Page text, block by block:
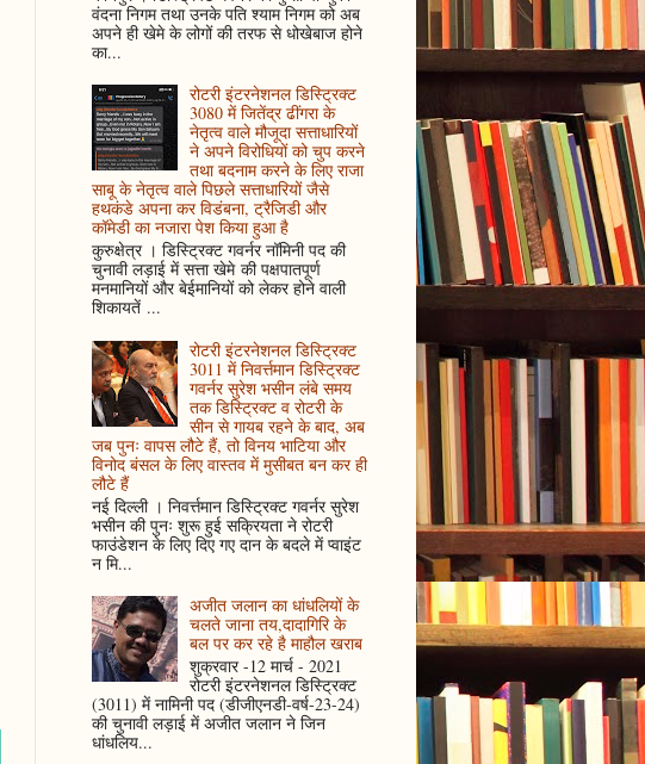
वंदना निगम तथा उनके पति श्याम निगम को अब
अपने ही खेमे के लोगों की तरफ से धोखेबाज होने
का...
रोटरी इंटरनेशनल डिस्ट्रिक्ट
3080 में जितेंद्र ढींगरा के
नेतृत्व वाले मौजूदा सत्ताधारियों
ने अपने विरोधियों को चुप करने
तथा बदनाम करने के लिए राजा
साबू के नेतृत्व वाले पिछले सत्ताधारियों जैसे
हथकंडे अपना कर विडंबना, ट्रैजिडी और
कॉमेडी का नजारा पेश किया हुआ है
कुरुक्षेत्र । डिस्ट्रिक्ट गवर्नर नॉमिनी पद की
चुनावी लड़ाई में सत्ता खेमे की पक्षपातपूर्ण
मनमानियों और बेईमानियों को लेकर होने वाली
शिकायतें ...
रोटरी इंटरनेशनल डिस्ट्रिक्ट
3011 में निवर्त्तमान डिस्ट्रिक्ट
गवर्नर सुरेश भसीन लंबे समय
तक डिस्ट्रिक्ट व रोटरी के
सीन से गायब रहने के बाद, अब
जब पुनः वापस लौटे हैं, तो विनय भाटिया और
विनोद बंसल के लिए वास्तव में मुसीबत बन कर ही
लौटे हैं
नई दिल्ली । निवर्त्तमान डिस्ट्रिक्ट गवर्नर सुरेश
भसीन की पुनः शुरू हुई सक्रियता ने रोटरी
फाउंडेशन के लिए दिए गए दान के बदले में प्वाइंट
न मि...
अजीत जलान का धांधलियों के
चलते जाना तय,दादागिरि के
बल पर कर रहे है माहौल खराब
शुक्रवार -12 मार्च - 2021
रोटरी इंटरनेशनल डिस्ट्रिक्ट
(3011) में नामिनी पद (डीजीएनडी-वर्ष-23-24)
की चुनावी लड़ाई में अजीत जलान ने जिन
धांधलिय...